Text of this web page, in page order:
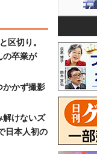
区切り。
の卒業が
かかず撮影
けないズ
日本人初の